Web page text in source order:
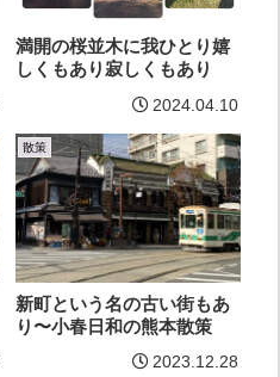
満開の桜並木に我ひとり嬉
しくもあり寂しくもあり
2024.04.10
散策
新町という名の古い街もあ
り〜小春日和の熊本散策
2023.12.28